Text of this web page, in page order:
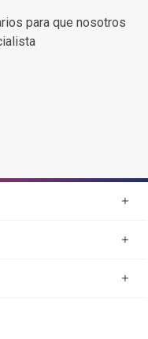
para que nosotros